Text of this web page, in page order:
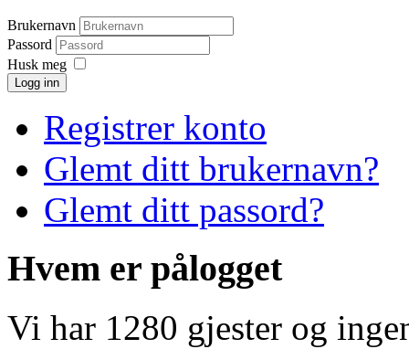
Brukernavn
Passord
Husk meg
Logg inn
Registrer konto
Glemt ditt brukernavn?
Glemt ditt passord?
Hvem er pålogget
Vi har 1280 gjester og